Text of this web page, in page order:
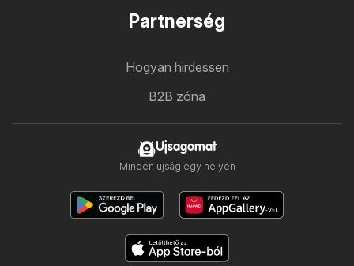
Partnerség
Hogyan hirdessen
B2B zóna
Ujsagomat
Minden újság egy helyen